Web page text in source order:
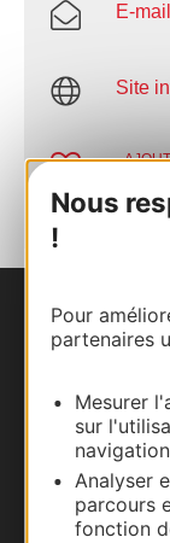
Nous
!
Pour
partenaires
Mesurer
sur
Analyser
parcours
fonction
E-mail
Site
Nous